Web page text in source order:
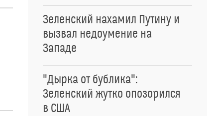
Зеленский нахамил Путину и
вызвал недоумение на
Западе
"Дырка от бублика":
Зеленский жутко опозорился
в США